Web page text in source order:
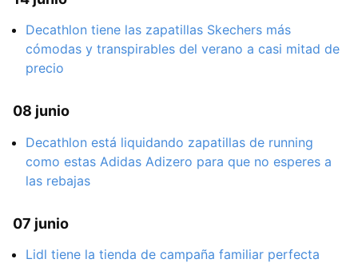
Decathlon tiene las zapatillas Skechers más
cómodas y transpirables del verano a casi mitad de
precio
08 junio
Decathlon está liquidando zapatillas de running
como estas Adidas Adizero para que no esperes a
las rebajas
07 junio
Lidl tiene la tienda de campaña familiar perfecta